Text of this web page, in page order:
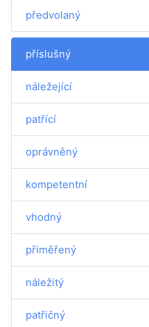
předvolaný
příslušný
náležející
patřící
oprávněný
kompetentní
vhodný
přiměřený
náležitý
patřičný